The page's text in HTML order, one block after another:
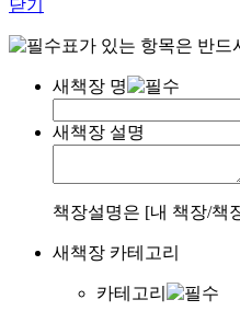
닫기
표가 있는 항목은 반드
새책장 명
새책장 설명
책장설명은 [내 책장/책
새책장 카테고리
카테고리